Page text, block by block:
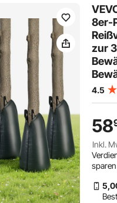
8er-
zur
4.5
58
Inkl.
5